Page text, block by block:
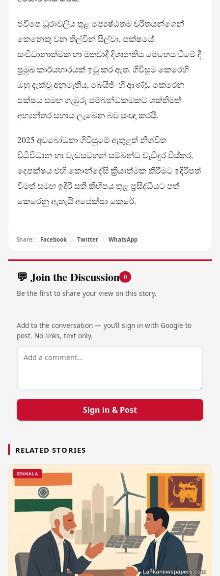
ජවිපෙ ධූරාවලිය තුළ ජ්‍යෙෂ්ඨතම චරිතයන්ගෙන්
කෙනෙකු වන තිල්වින් සිල්වා, පක්ෂයේ
සංවිධානාත්මක හා මතවාදී දිශානතිය මෙහෙය වීමේ දී
ප්‍රමුඛ කාර්යභාරයක් ඉටු කර ඇත. ගිවිසුම කෙරෙහි
ඔහු දැක්වූ අනුමැතිය, බෙයිජිං හි ආණ්ඩු කෙරෙන
පක්ෂය සමඟ ගැඹුරු සම්බන්ධකමකට ශක්තිමත්
අභ්‍යන්තර සහාය ලැබෙන බව සංඥා කරයි.
2025 අවබෝධතා ගිවිසුමේ ඇතුළත් නිශ්චිත
විධිවිධාන හා වැඩසටහන් සම්බන්ධ වැඩිදුර විස්තර,
දෙපක්ෂය එහි කොන්දේසි ක්‍රියාත්මක කිරීමට ඉදිරිපත්
වීමත් සමඟ ඉදිරි සති කිහිපය තුළ ප්‍රසිද්ධියට පත්
කෙරෙනු ඇතැයි අපේක්ෂා කෙරේ.
Share: Facebook Twitter WhatsApp
💬 Join the Discussion 0
Be the first to share your view on this story.
Add to the conversation — you’ll sign in with Google to
post. No links, text only.
Sign in & Post
RELATED STORIES
SINHALA